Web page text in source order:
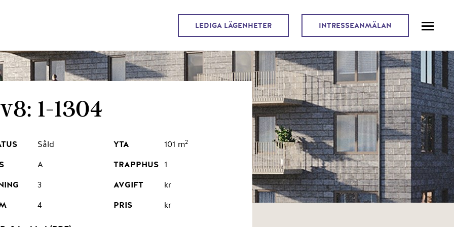
LEDIGA LÄGENHETER INTRESSEANMÄLAN
1-1304
Såld 101 m2
A
1
3
kr
4
kr